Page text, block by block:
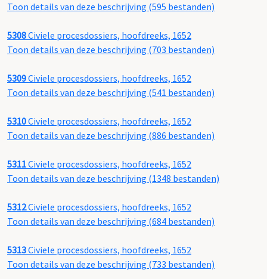
Toon details van deze beschrijving (595 bestanden)
5308Civiele procesdossiers, hoofdreeks, 1652
Toon details van deze beschrijving (703 bestanden)
5309Civiele procesdossiers, hoofdreeks, 1652
Toon details van deze beschrijving (541 bestanden)
5310Civiele procesdossiers, hoofdreeks, 1652
Toon details van deze beschrijving (886 bestanden)
5311Civiele procesdossiers, hoofdreeks, 1652
Toon details van deze beschrijving (1348 bestanden)
5312Civiele procesdossiers, hoofdreeks, 1652
Toon details van deze beschrijving (684 bestanden)
5313Civiele procesdossiers, hoofdreeks, 1652
Toon details van deze beschrijving (733 bestanden)